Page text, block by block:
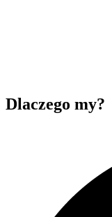
Dlaczego my?